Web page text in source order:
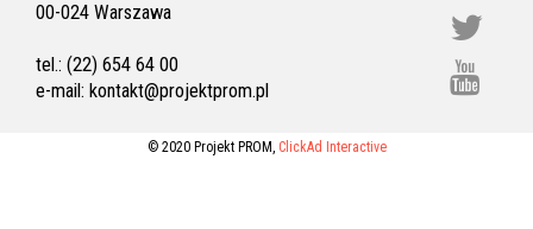
00-024 Warszawa
tel.: (22) 654 64 00
e-mail: kontakt@projektprom.pl
© 2020 Projekt PROM, ClickAd Interactive